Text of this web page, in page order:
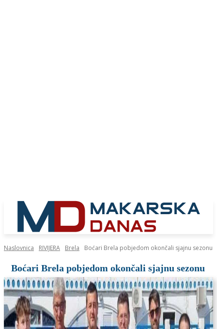
Naslovnica RIVIJERA Brela Boćari Brela pobjedom okončali sjajnu sezonu
Boćari Brela pobjedom okončali sjajnu sezonu